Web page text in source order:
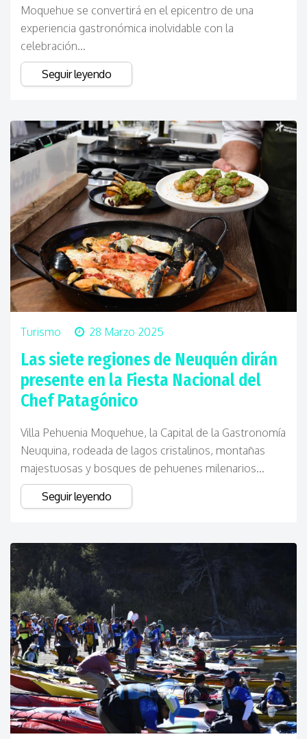
Moquehue se convertirá en el epicentro de una
experiencia gastronómica inolvidable con la
celebración...
Seguir leyendo
Turismo 28 Marzo 2025
Las siete regiones de Neuquén dirán
presente en la Fiesta Nacional del
Chef Patagónico
Villa Pehuenia Moquehue, la Capital de la Gastronomía
Neuquina, rodeada de lagos cristalinos, montañas
majestuosas y bosques de pehuenes milenarios...
Seguir leyendo